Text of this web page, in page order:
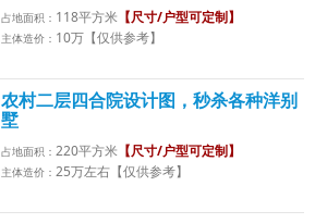
占地面积： 118平方米 【尺寸/户型可定制】
主体造价： 10万【仅供参考】
农村二层四合院设计图，秒杀各种洋别
墅
占地面积： 220平方米 【尺寸/户型可定制】
主体造价： 25万左右【仅供参考】